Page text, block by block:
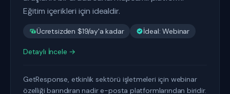
Eğitim içerikleri için idealdir.
Ücretsizden $19/ay'a kadar İdeal: Webinar
Detaylı İncele →
GetResponse, etkinlik sektörü işletmeleri için webinar
özelliği barındıran nadir e-posta platformlarından biridir.